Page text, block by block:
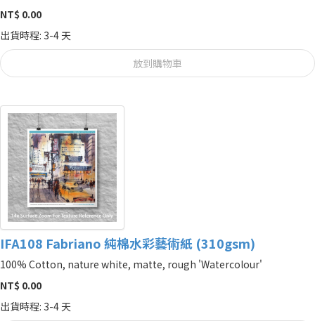
NT$ 0.00
出貨時程: 3-4 天
放到購物車
IFA108 Fabriano 純棉水彩藝術紙 (310gsm)
100% Cotton, nature white, matte, rough 'Watercolour'
NT$ 0.00
出貨時程: 3-4 天